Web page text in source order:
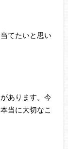
てたいと思い
あります。今
当に大切なこ